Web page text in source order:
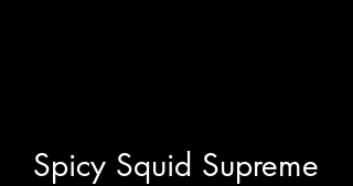
Spicy Squid Supreme